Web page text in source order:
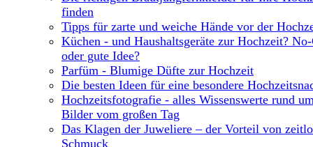
finden
Tipps für zarte und weiche Hände vor der
Küchen - und Haushaltsgeräte zur Hochzeit?
oder gute Idee?
Parfüm - Blumige Düfte zur Hochzeit
Die besten Ideen für eine besondere
Hochzeitsfotografie - alles Wissenswerte rund
Bilder vom großen Tag
Das Klagen der Juweliere – der Vorteil von
Schmuck